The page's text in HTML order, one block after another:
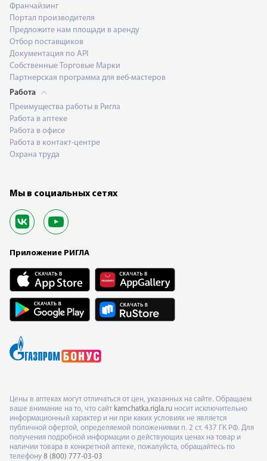
Франчайзинг
Портал производителя
Предложите нам площади в аренду
Отбор поставщиков
Документация по API
Собственные Торговые Марки
Партнерская программа для веб-мастеров
Работа
Преимущества работы в Ригла
Работа в аптеке
Работа в офисе
Работа в контакт-центре
Охрана труда
Мы в социальных сетях
Приложение РИГЛА
Цены в аптеках могут отличаться от цен, указанных на сайте. Обращаем
ваше внимание на то, что сайт kamchatka.rigla.ru носит исключительно
информационный характер и ни при каких условиях не является
публичной офертой, определяемой положениями п. 2 ст. 437 ГК РФ. Для
получения подробной информации о действующих ценах на товар и
наличии товара в конкретной аптеке, пожалуйста, обращайтесь по
телефону 8 (800) 777-03-03